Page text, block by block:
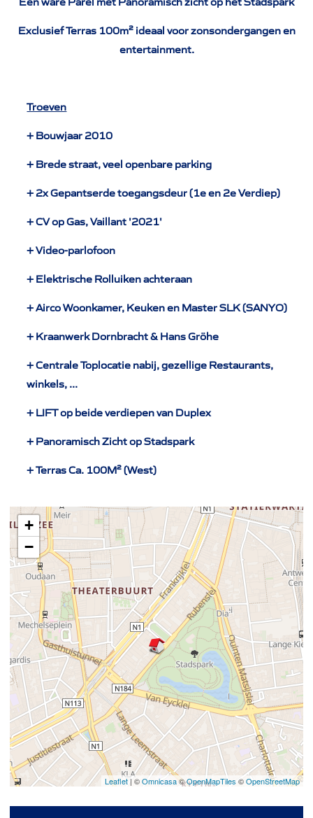
Exclusief Terras 100m² ideaal voor zonsondergangen en
entertainment.
Troeven
+ Bouwjaar 2010
+ Brede straat, veel openbare parking
+ 2x Gepantserde toegangsdeur (1e en 2e Verdiep)
+ CV op Gas, Vaillant '2021'
+ Video-parlofoon
+ Elektrische Rolluiken achteraan
+ Airco Woonkamer, Keuken en Master SLK (SANYO)
+ Kraanwerk Dornbracht & Hans Gröhe
+ Centrale Toplocatie nabij, gezellige Restaurants,
winkels, ...
+ LIFT op beide verdiepen van Duplex
+ Panoramisch Zicht op Stadspark
+ Terras Ca. 100M² (West)
+
−
Leaflet| ©Omnicasa©OpenMapTiles ©OpenStreetMap